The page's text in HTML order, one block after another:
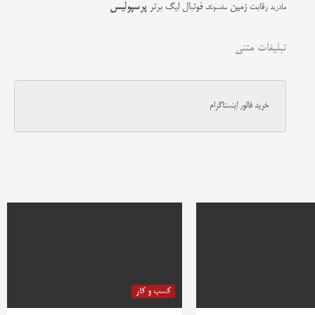
مادرید رقابت زمین سامسونگ فوتبال لیگ برتر پرسپولیس
تبلیغات متنی
خرید فالور اینستاگرام
کسب و کار